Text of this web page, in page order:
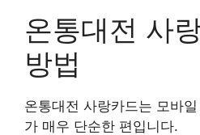
온통대전 사
방법
온통대전 사랑카드는 모바
가 매우 단순한 편입니다.